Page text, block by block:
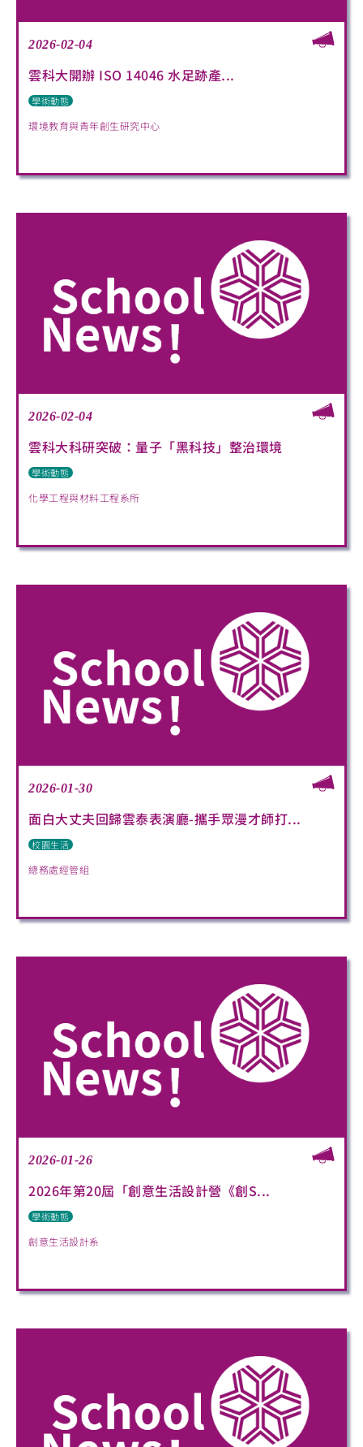
2026-02-04
雲科大開辦 ISO 14046 水足跡產...
學術動態
環境教育與青年創生研究中心
2026-02-04
雲科大科研突破：量子「黑科技」整治環境
學術動態
化學工程與材料工程系所
2026-01-30
面白大丈夫回歸雲泰表演廳-攜手眾漫才師打...
校園生活
總務處經管組
2026-01-26
2026年第20屆「創意生活設計營《創S...
學術動態
創意生活設計系